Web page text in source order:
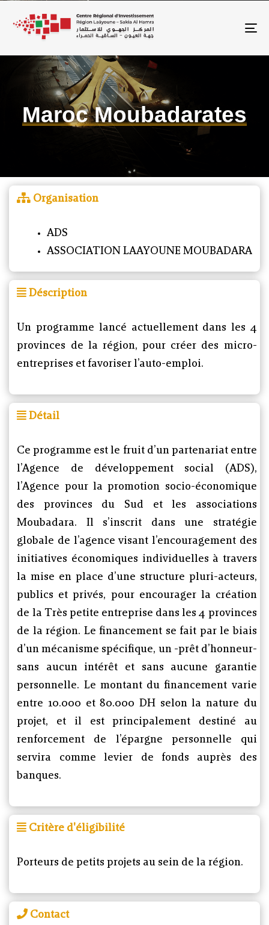
Maroc Moubadarates
Organisation
ADS
ASSOCIATION LAAYOUNE MOUBADARA
Déscription
Un programme lancé actuellement dans les 4
provinces de la région, pour créer des micro-
entreprises et favoriser l’auto-emploi.
Détail
Ce programme est le fruit d’un partenariat entre
l’Agence de développement social (ADS),
l’Agence pour la promotion socio-économique
des provinces du Sud et les associations
Moubadara. Il s’inscrit dans une stratégie
globale de l’agence visant l’encouragement des
initiatives économiques individuelles à travers
la mise en place d’une structure pluri-acteurs,
publics et privés, pour encourager la création
de la Très petite entreprise dans les 4 provinces
de la région. Le financement se fait par le biais
d’un mécanisme spécifique, un -prêt d’honneur-
sans aucun intérêt et sans aucune garantie
personnelle. Le montant du financement varie
entre 10.000 et 80.000 DH selon la nature du
projet, et il est principalement destiné au
renforcement de l’épargne personnelle qui
servira comme levier de fonds auprès des
banques.
Critère d'éligibilité
Porteurs de petits projets au sein de la région.
Contact